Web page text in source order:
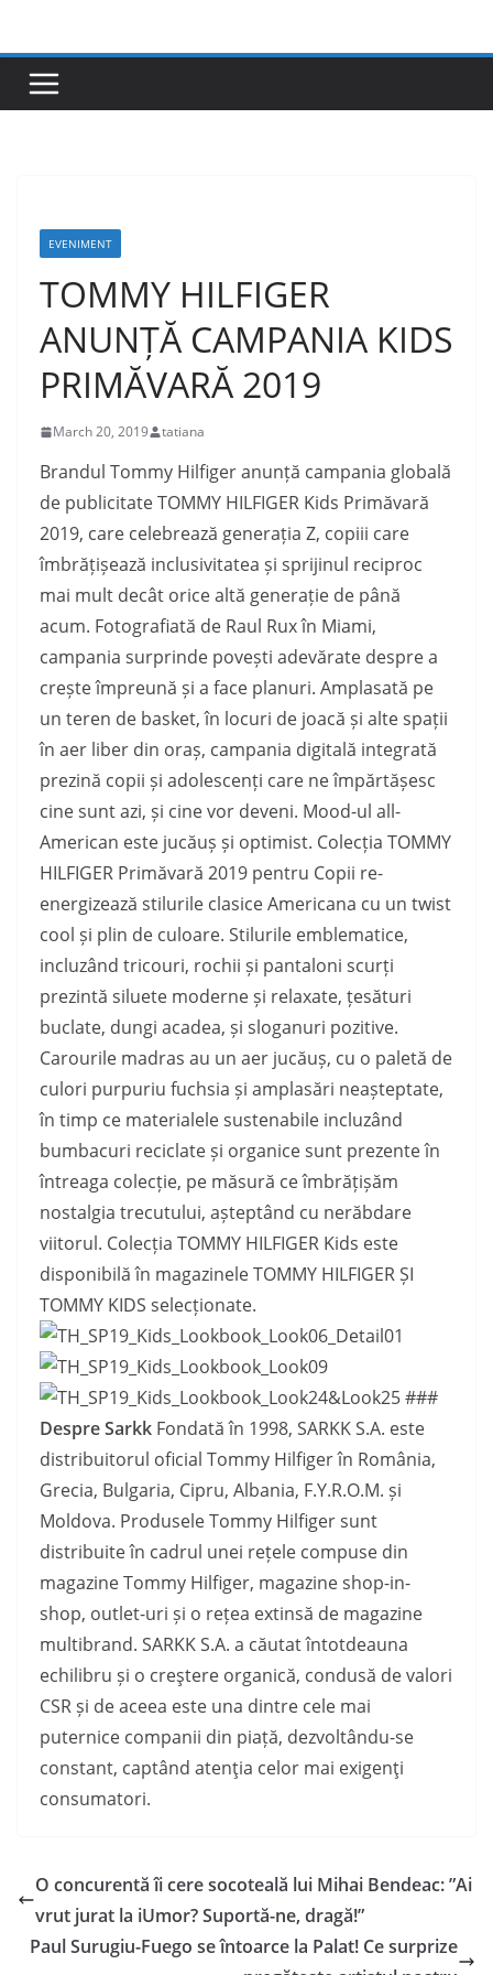
content
EVENIMENT
TOMMY HILFIGER
ANUNȚĂ CAMPANIA KIDS
PRIMĂVARĂ 2019
March 20, 2019 tatiana
Brandul Tommy Hilfiger anunță campania globală
de publicitate TOMMY HILFIGER Kids Primăvară
2019, care celebrează generația Z, copiii care
îmbrățișează inclusivitatea și sprijinul reciproc
mai mult decât orice altă generație de până
acum. Fotografiată de Raul Rux în Miami,
campania surprinde povești adevărate despre a
crește împreună și a face planuri. Amplasată pe
un teren de basket, în locuri de joacă și alte spații
în aer liber din oraș, campania digitală integrată
prezină copii și adolescenți care ne împărtășesc
cine sunt azi, și cine vor deveni. Mood-ul all-
American este jucăuș și optimist. Colecția TOMMY
HILFIGER Primăvară 2019 pentru Copii re-
energizează stilurile clasice Americana cu un twist
cool și plin de culoare. Stilurile emblematice,
incluzând tricouri, rochii și pantaloni scurți
prezintă siluete moderne și relaxate, țesături
buclate, dungi acadea, și sloganuri pozitive.
Carourile madras au un aer jucăuș, cu o paletă de
culori purpuriu fuchsia și amplasări neașteptate,
în timp ce materialele sustenabile incluzând
bumbacuri reciclate și organice sunt prezente în
întreaga colecție, pe măsură ce îmbrățișăm
nostalgia trecutului, așteptând cu nerăbdare
viitorul. Colecția TOMMY HILFIGER Kids este
disponibilă în magazinele TOMMY HILFIGER ȘI
TOMMY KIDS selecționate.
###
Despre Sarkk Fondată în 1998, SARKK S.A. este
distribuitorul oficial Tommy Hilfiger în România,
Grecia, Bulgaria, Cipru, Albania, F.Y.R.O.M. și
Moldova. Produsele Tommy Hilfiger sunt
distribuite în cadrul unei rețele compuse din
magazine Tommy Hilfiger, magazine shop-in-
shop, outlet-uri și o rețea extinsă de magazine
multibrand. SARKK S.A. a căutat întotdeauna
echilibru și o creştere organică, condusă de valori
CSR și de aceea este una dintre cele mai
puternice companii din piață, dezvoltându-se
constant, captând atenţia celor mai exigenţi
consumatori.
O concurentă îi cere socoteală lui Mihai Bendeac: ”Ai
vrut jurat la iUmor? Suportă-ne, dragă!”
Paul Surugiu-Fuego se întoarce la Palat! Ce surprize